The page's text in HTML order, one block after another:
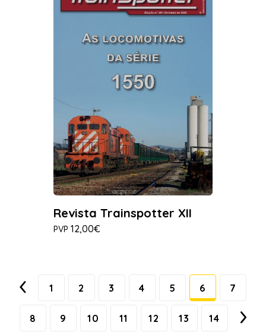
Revista Trainspotter XII
PVP 12,00€
1 2 3 4 5 6 7
8 9 10 11 12 13 14